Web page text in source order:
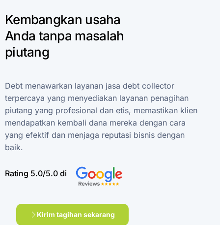
Kembangkan usaha
Anda tanpa masalah
piutang
Debt menawarkan layanan jasa debt collector
terpercaya yang menyediakan layanan penagihan
piutang yang profesional dan etis, memastikan klien
mendapatkan kembali dana mereka dengan cara
yang efektif dan menjaga reputasi bisnis dengan
baik.
Rating 5.0/5.0 di
Kirim tagihan sekarang